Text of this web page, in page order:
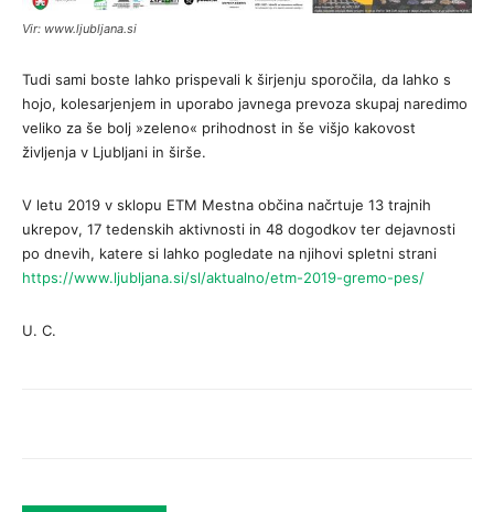
Vir: www.ljubljana.si
Tudi sami boste lahko prispevali k širjenju sporočila, da lahko s
hojo, kolesarjenjem in uporabo javnega prevoza skupaj naredimo
veliko za še bolj »zeleno« prihodnost in še višjo kakovost
življenja v Ljubljani in širše.
V letu 2019 v sklopu ETM Mestna občina načrtuje 13 trajnih
ukrepov, 17 tedenskih aktivnosti in 48 dogodkov ter dejavnosti
po dnevih, katere si lahko pogledate na njihovi spletni strani
https://www.ljubljana.si/sl/aktualno/etm-2019-gremo-pes/
U. C.